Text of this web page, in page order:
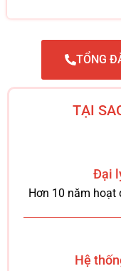
TỔNG
TẠI
Đại
Hơn 10 năm hoạt
Hệ